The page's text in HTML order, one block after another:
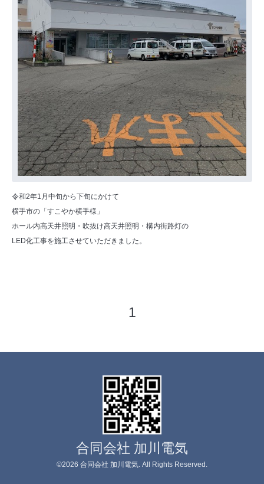
令和2年1月中旬から下旬にかけて
横手市の「すこやか横手様」
ホール内高天井照明・吹抜け高天井照明・構内街路灯の
LED化工事を施工させていただきました。
1
合同会社 加川電気
©2026 合同会社 加川電気 . All Rights Reserved.